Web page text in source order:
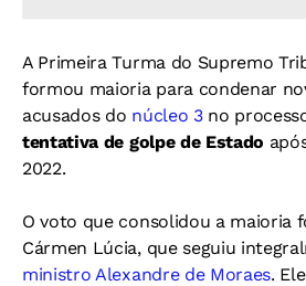
A Primeira Turma do Supremo
formou maioria para condenar
acusados do núcleo 3no
tentativa de golpe de Estado
2022.
O voto que consolidou a maioria
Cármen Lúcia, que seguiu
ministro Alexandre de Moraes.